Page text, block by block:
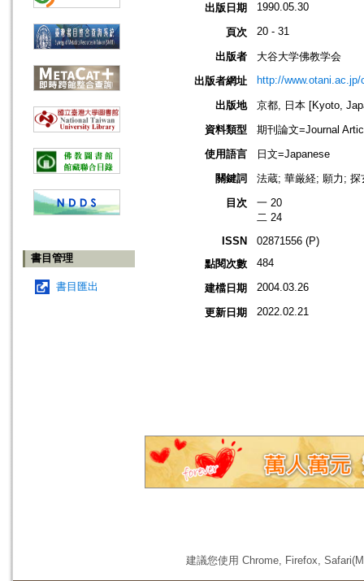
書目管理
書目匯出
出版日期 1990.05.30
頁次 20 - 31
出版者
大谷大学佛教学会
出版者網址
http://
出版地
京都, 日本 [Kyoto,
資料類型
期刊論文=Journal
使用語言
日文=Japanese
關鍵詞
法蔵; 華厳経; 願力;
目次
一 20
二 24
ISSN
02871556 (P)
點閱次數
484
建檔日期 2004.03.26
更新日期 2022.02.21
建議您使用 Chrome, Firefox,